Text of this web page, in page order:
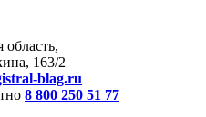
163/2
blag.ru
8 800 250 51 77